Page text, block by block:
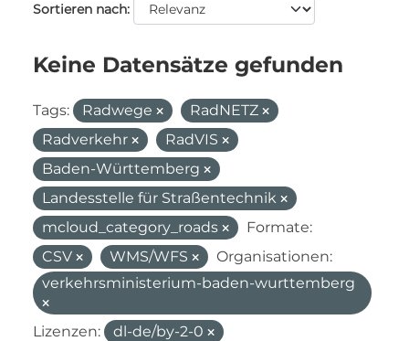
Sortieren nach
Keine Datensätze gefunden
Tags: Radwege
RadNETZ
Radverkehr
RadVIS
Baden-Württemberg
Landesstelle für Straßentechnik
mcloud_category_roads
Formate:
CSV
WMS/WFS
Organisationen:
verkehrsministerium-baden-wurttemberg
Lizenzen: dl-de/by-2-0